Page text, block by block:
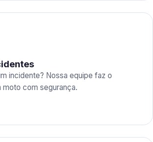
incidente? Nossa equipe faz o
moto com segurança.